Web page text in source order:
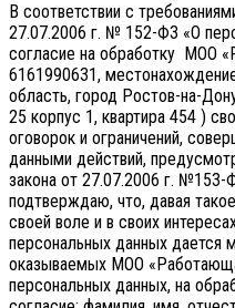
В соответствии с
27.07.2006 г. № 152-ФЗ «О
согласие на обработку МОО
6161990631,
область, город Ростов-на-
25 корпус 1, квартира 454 )
оговорок и ограничений,
данными действий,
закона от 27.07.2006 г. №153-
подтверждаю, что, давая
своей воле и в своих
персональных данных дается
оказываемых МОО
персональных данных, на